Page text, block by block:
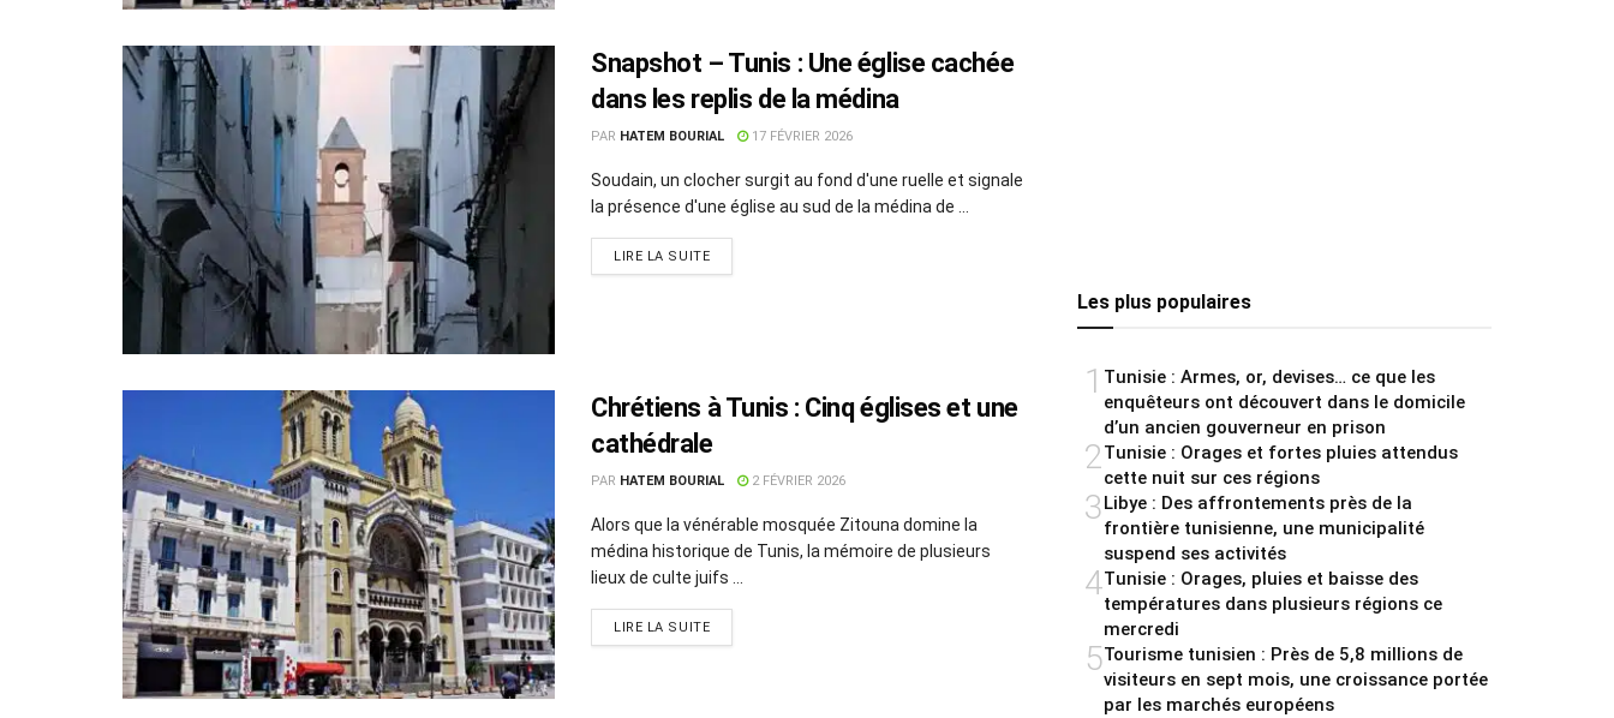
Snapshot – Tunis : Une église cachée
dans les replis de la médina
PAR HATEM BOURIAL 17 FÉVRIER 2026
Soudain, un clocher surgit au fond d'une ruelle et signale
la présence d'une église au sud de la médina de ...
LIRE LA SUITE
Chrétiens à Tunis : Cinq églises et une
cathédrale
PAR HATEM BOURIAL 2 FÉVRIER 2026
Alors que la vénérable mosquée Zitouna domine la
médina historique de Tunis, la mémoire de plusieurs
lieux de culte juifs ...
LIRE LA SUITE
Les plus populaires
1 Tunisie : Armes, or, devises… ce que les
enquêteurs ont découvert dans le domicile
d’un ancien gouverneur en prison
2Tunisie : Orages et fortes pluies attendus
cette nuit sur ces régions
3Libye : Des affrontements près de la
frontière tunisienne, une municipalité
suspend ses activités
4Tunisie : Orages, pluies et baisse des
températures dans plusieurs régions ce
mercredi
5Tourisme tunisien : Près de 5,8 millions de
visiteurs en sept mois, une croissance portée
par les marchés européens